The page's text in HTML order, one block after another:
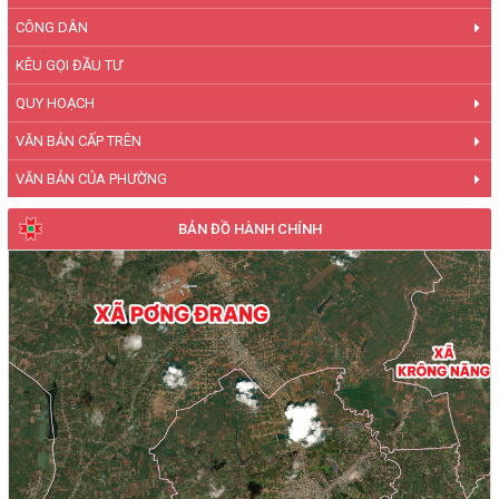
CÔNG DÂN
KÊU GỌI ĐẦU TƯ
QUY HOẠCH
VĂN BẢN CẤP TRÊN
VĂN BẢN CỦA PHƯỜNG
BẢN ĐỒ HÀNH CHÍNH